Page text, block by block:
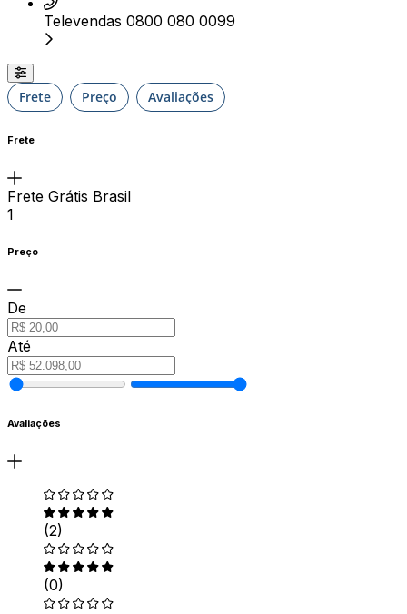
Televendas 0800 080 0099
Frete Preço Avaliações
Frete
Frete Grátis Brasil
1
Preço
De
Até
Avaliações
(2)
(0)